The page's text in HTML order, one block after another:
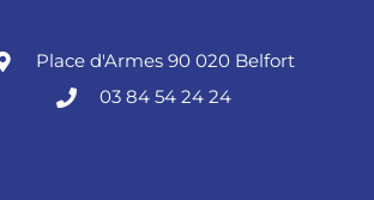
Place d'Armes 90 020 Belfort
03 84 54 24 24